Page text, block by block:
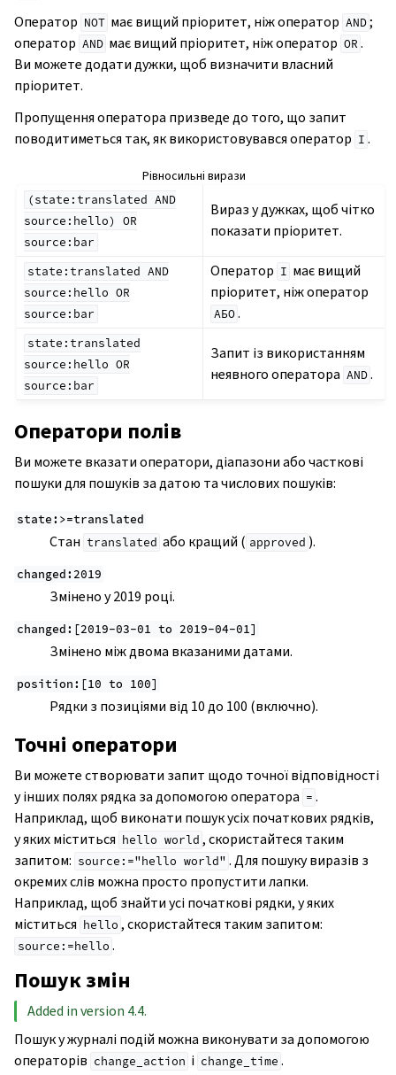
Оператор NOT має вищий пріоритет, ніж оператор AND ;
оператор AND має вищий пріоритет, ніж оператор OR .
Ви можете додати дужки, щоб визначити власний
пріоритет.
Пропущення оператора призведе до того, що запит
поводитиметься так, як використовувався оператор І .
Рівносильні вирази
(state:translated AND
source:hello)
OR
source:bar
Вираз у дужках, щоб чітко
показати пріоритет.
state:translated AND
source:hello OR
source:bar
Оператор І має вищий
пріоритет, ніж оператор
АБО .
state:translated
source:hello OR
source:bar
Запит із використанням
неявного оператора AND .
Оператори полів
Ви можете вказати оператори, діапазони або часткові
пошуки для пошуків за датою та числових пошуків:
state:>=translated
Стан translated або кращий ( approved ).
changed:2019
Змінено у 2019 році.
changed:[2019-03-01 to 2019-04-01]
Змінено між двома вказаними датами.
position:[10 to 100]
Рядки з позиціями від 10 до 100 (включно).
Точні оператори
Ви можете створювати запит щодо точної відповідності
у інших полях рядка за допомогою оператора = .
Наприклад, щоб виконати пошук усіх початкових рядків,
у яких міститься hello world , скористайтеся таким
запитом: source:="hello world" . Для пошуку виразів з
окремих слів можна просто пропустити лапки.
Наприклад, щоб знайти усі початкові рядки, у яких
міститься hello , скористайтеся таким запитом:
source:=hello .
Пошук змін
Added in version 4.4.
Пошук у журналі подій можна виконувати за допомогою
операторів change_action і change_time .